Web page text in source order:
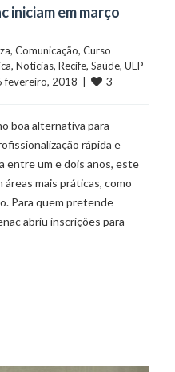
iniciam em março
, Comunicação, Curso
, Notícias, Recife, Saúde, UEP
fevereiro, 2018  |
3
boa alternativa para
rápida e
entre um e dois anos, este
mais práticas, como
Para quem pretende
abriu inscrições para